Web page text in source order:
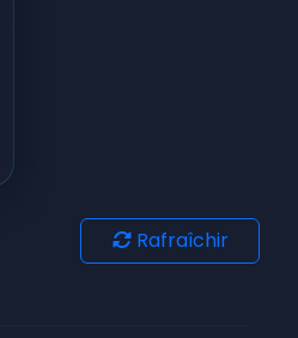
Rafraîchir